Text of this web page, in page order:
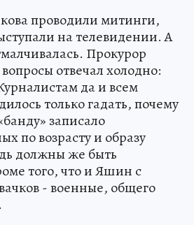
проводили митинги,
на телевидении. А
Прокурор
отвечал холодно:
да и всем
только гадать, почему
записало
по возрасту и образу
должны же быть
того, что и Яшин с
- военные, общего